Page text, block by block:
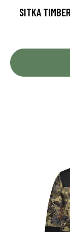
SITKA